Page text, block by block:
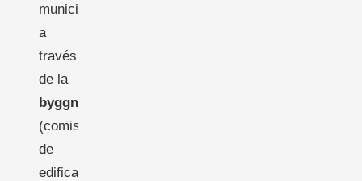
municipal
a
través
de la
byggnadsnämnd
(comisión
de
edificación).